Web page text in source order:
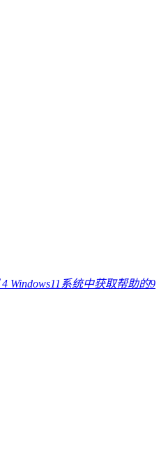
4 Windows11系统中获取帮助的9